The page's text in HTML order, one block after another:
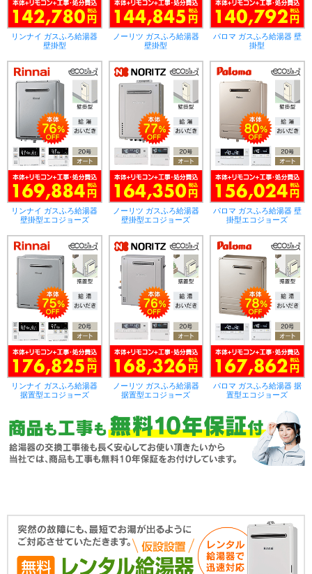
リンナイ ガスふろ給湯器
壁掛型
ノーリツ ガスふろ給湯器
壁掛型
パロマ ガスふろ給湯器 壁
掛型
リンナイ ガスふろ給湯器
壁掛型エコジョーズ
ノーリツ ガスふろ給湯器
壁掛型エコジョーズ
パロマ ガスふろ給湯器 壁
掛型エコジョーズ
リンナイ ガスふろ給湯器
据置型エコジョーズ
ノーリツ ガスふろ給湯器
据置型エコジョーズ
パロマ ガスふろ給湯器 据
置型エコジョーズ